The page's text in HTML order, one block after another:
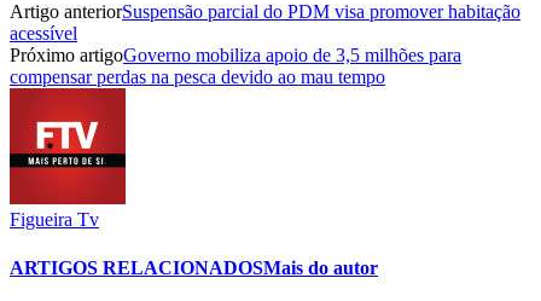
Artigo anteriorSuspensão parcial do PDM visa promover habitação
acessível
Próximo artigoGoverno mobiliza apoio de 3,5 milhões para
compensar perdas na pesca devido ao mau tempo
Figueira Tv
ARTIGOS RELACIONADOSMais do autor